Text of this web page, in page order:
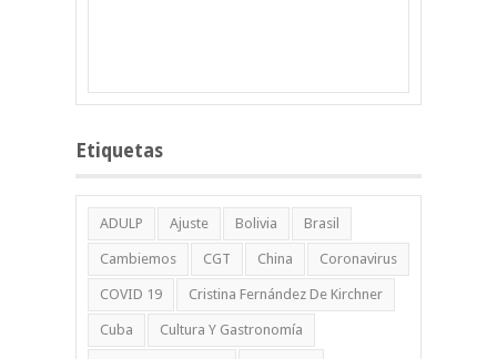
Etiquetas
ADULP Ajuste Bolivia Brasil
Cambiemos CGT China Coronavirus
COVID 19 Cristina Fernández De Kirchner
Cuba Cultura Y Gastronomía